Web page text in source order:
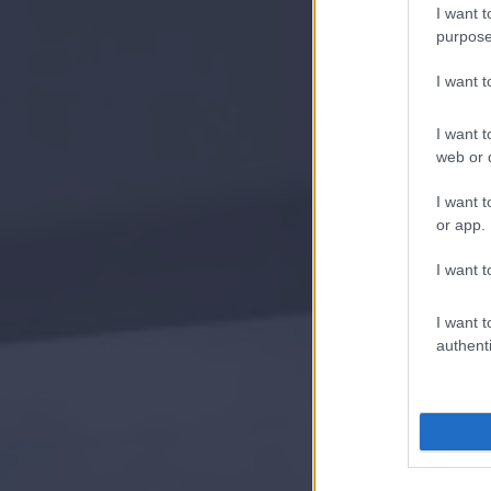
I want
I want
I want
web or
I want
or app.
I want
I want